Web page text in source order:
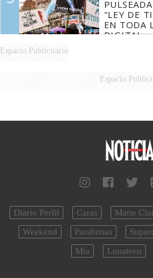
"LEY DE
EN TODA
DIGITAL
Espacio Publicitario
Espacio
Diario Perfil Caras Marie
Weekend
Parabrisas
Mía
Lunateen